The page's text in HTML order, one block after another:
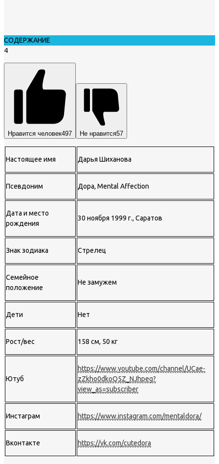
СОДЕРЖАНИЕ
4
Нравится человек497 Не нравится57
Настоящее имя Дарья Шиханова
Псевдоним Дора, Mental Affection
Дата и место
рождения
30 ноября 1999 г., Саратов
Знак зодиака Стрелец
Семейное
положение
Не замужем
Дети Нет
Рост/вес 158 см, 50 кг
Ютуб
https://www.youtube.com/channel/UCae-
zZkho0dkoQ5Z_NJhpeg?
view_as=subscriber
Инстаграм https://www.instagram.com/mentaldora/
Вконтакте https://vk.com/cutedora